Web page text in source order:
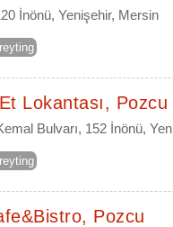
İnönü, Yenişehir, Mersin
Lokantası, Pozcu
Bulvarı, 152 İnönü,
Pozcu